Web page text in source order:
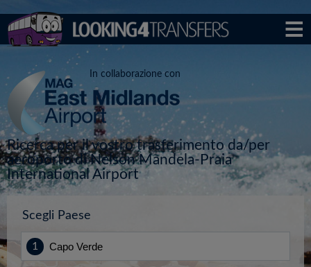
In collaborazione con
Ricerca per il vostro trasferimento da/per
aeroporto di Nelson Mandela-Praia
International Airport
Scegli Paese